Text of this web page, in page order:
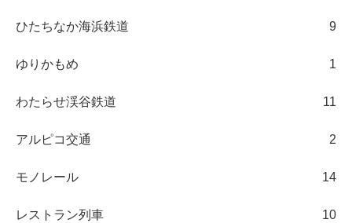
ひたちなか海浜鉄道 9
ゆりかもめ 1
わたらせ渓谷鉄道 11
アルピコ交通 2
モノレール 14
レストラン列車 10